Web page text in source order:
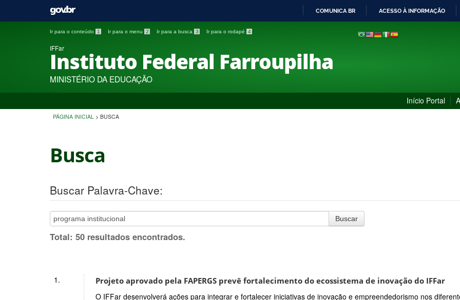
PARA
COMUNICA BR ACESSO À INFORMAÇÃO
Ir para o conteúdo 1 Ir para o menu 2 Ir para a busca 3 Ir para o rodapé 4
IFFar
Instituto Federal Farroupilha
MINISTÉRIO DA EDUCAÇÃO
Início Portal
PÁGINA INICIAL > BUSCA
Busca
Buscar Palavra-Chave:
Buscar
Total: 50 resultados encontrados.
Projeto aprovado pela FAPERGS prevê fortalecimento do ecossistema de inovação do IFFar
O IFFar desenvolverá ações para integrar e fortalecer iniciativas de inovação e empreendedorismo nos
1.